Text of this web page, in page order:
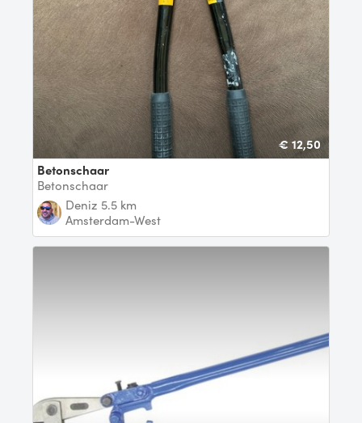
€ 12,50
Betonschaar
Betonschaar
Deniz 5.5 km
Amsterdam-West